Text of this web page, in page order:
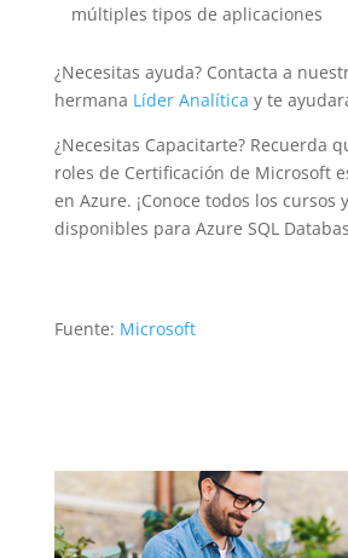
múltiples tipos de aplicaciones
¿Necesitas ayuda? Contacta a
hermana Líder Analítica y te
¿Necesitas Capacitarte? Recuerda
roles de Certificación de Microsoft
en Azure. ¡Conoce todos los cursos
disponibles para Azure SQL
Fuente: Microsoft